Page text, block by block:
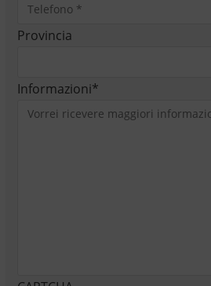
Provincia
Informazioni*